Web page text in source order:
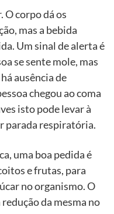
O corpo dá os
mas a bebida
Um sinal de alerta é
se sente mole, mas
ausência de
chegou ao coma
isto pode levar à
parada respiratória.
uma boa pedida é
e frutas, para
no organismo. O
da mesma no